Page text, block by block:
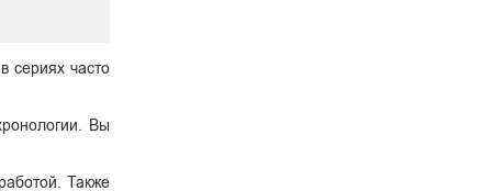
сериях часто
Вы
Также